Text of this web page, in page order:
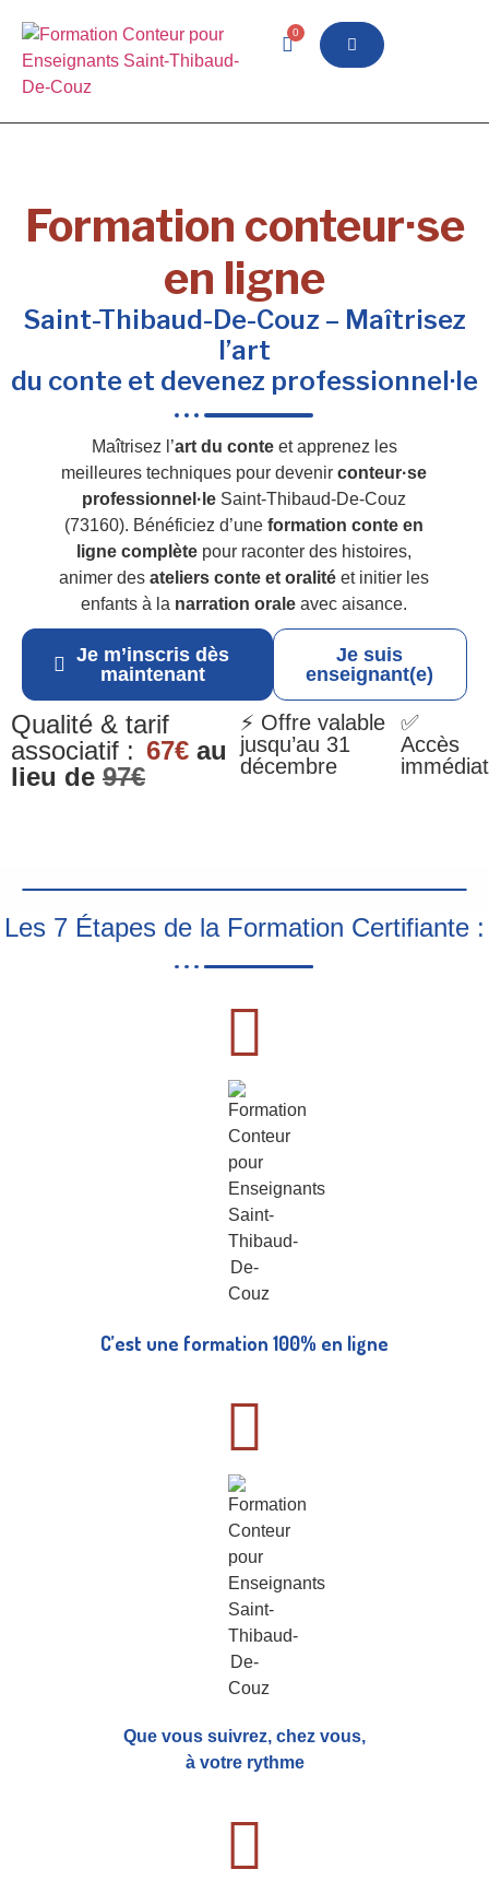
0
Formation conteur·se
en ligne
Saint-Thibaud-De-Couz – Maîtrisez
l’art
du conte et devenez professionnel·le
Maîtrisez l’art du conteet apprenez les
meilleures techniques pour devenirconteur·se
professionnel·le Saint-Thibaud-De-Couz
(73160). Bénéficiez d’uneformation conte en
ligne complète pour raconter des histoires,
animer desateliers conte et oralité et initier les
enfants à la narration orale avec aisance.
Je m’inscris dès
maintenant
Je suis
enseignant(e)
Qualité & tarif
associatif : 67€ au
lieu de 97€
⚡ Offre valable
jusqu’au 31
décembre
✅
Accès
immédiat
Les 7 Étapes de la Formation Certifiante :
C’est une formation 100% en ligne
Que vous suivrez, chez vous,
à votre rythme